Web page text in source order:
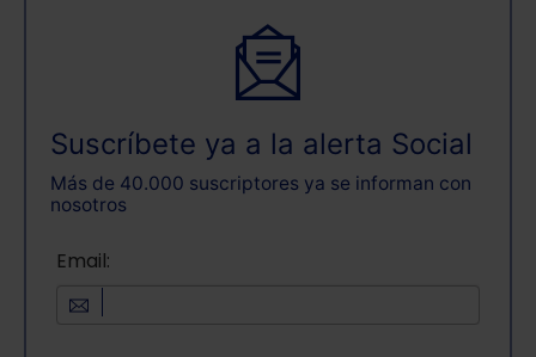
Suscríbete ya a la alerta Social
Más de 40.000 suscriptores ya se informan con
nosotros
Email: